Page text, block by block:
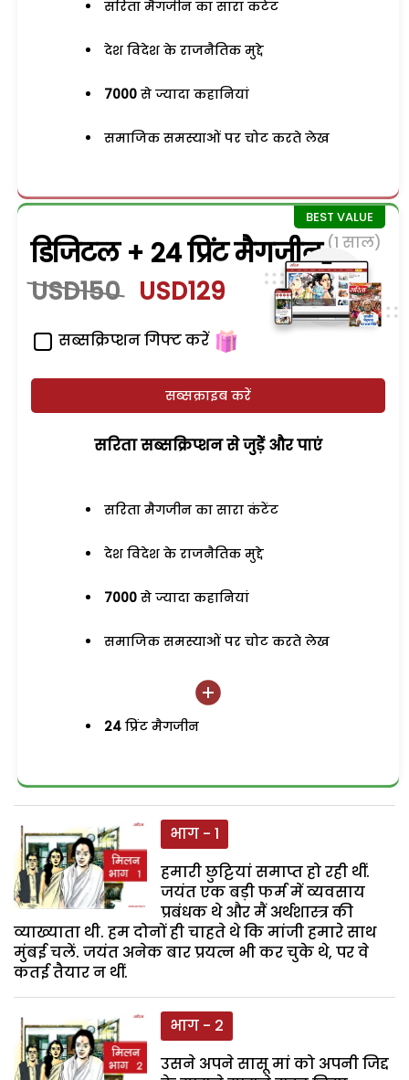
सरिता मैगजीन का सारा कंटेंट
देश विदेश के राजनैतिक मुद्दे
7000 से ज्यादा कहानियां
समाजिक समस्याओं पर चोट करते लेख
डिजिटल + 24 प्रिंट मैगजीन (1 साल)
USD150 USD129
सब्सक्रिप्शन गिफ्ट करें
सब्सक्राइब करें
सरिता सब्सक्रिप्शन से जुड़ेें और पाएं
सरिता मैगजीन का सारा कंटेंट
देश विदेश के राजनैतिक मुद्दे
7000 से ज्यादा कहानियां
समाजिक समस्याओं पर चोट करते लेख
24 प्रिंट मैगजीन
भाग - 1
हमारी छुट्टियां समाप्त हो रही थीं.
जयंत एक बड़ी फर्म में व्यवसाय
प्रबंधक थे और मैं अर्थशास्त्र की
व्याख्याता थी. हम दोनों ही चाहते थे कि मांजी हमारे साथ
मुंबई चलें. जयंत अनेक बार प्रयत्न भी कर चुके थे, पर वे
कतई तैयार न थीं.
भाग - 2
उसने अपने सासू मां को अपनी जिद्द